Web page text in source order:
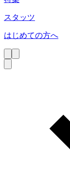
スタッツ
はじめての方へ